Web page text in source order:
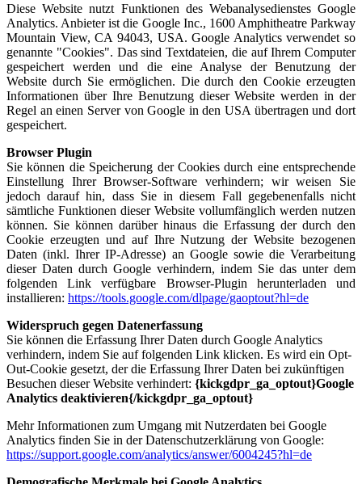
Diese Website nutzt Funktionen des Webanalysedienstes Google
Analytics. Anbieter ist die Google Inc., 1600 Amphitheatre Parkway
Mountain View, CA 94043, USA. Google Analytics verwendet so
genannte "Cookies". Das sind Textdateien, die auf Ihrem Computer
gespeichert werden und die eine Analyse der Benutzung der
Website durch Sie ermöglichen. Die durch den Cookie erzeugten
Informationen über Ihre Benutzung dieser Website werden in der
Regel an einen Server von Google in den USA übertragen und dort
gespeichert.
Browser Plugin
Sie können die Speicherung der Cookies durch eine entsprechende
Einstellung Ihrer Browser-Software verhindern; wir weisen Sie
jedoch darauf hin, dass Sie in diesem Fall gegebenenfalls nicht
sämtliche Funktionen dieser Website vollumfänglich werden nutzen
können. Sie können darüber hinaus die Erfassung der durch den
Cookie erzeugten und auf Ihre Nutzung der Website bezogenen
Daten (inkl. Ihrer IP-Adresse) an Google sowie die Verarbeitung
dieser Daten durch Google verhindern, indem Sie das unter dem
folgenden Link verfügbare Browser-Plugin herunterladen und
installieren: https://tools.google.com/dlpage/gaoptout?hl=de
Widerspruch gegen Datenerfassung
Sie können die Erfassung Ihrer Daten durch Google Analytics
verhindern, indem Sie auf folgenden Link klicken. Es wird ein Opt-
Out-Cookie gesetzt, der die Erfassung Ihrer Daten bei zukünftigen
Besuchen dieser Website verhindert: {kickgdpr_ga_optout}Google
Analytics deaktivieren{/kickgdpr_ga_optout}
Mehr Informationen zum Umgang mit Nutzerdaten bei Google
Analytics finden Sie in der Datenschutzerklärung von Google:
https://support.google.com/analytics/answer/6004245?hl=de